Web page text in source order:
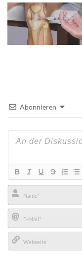
Abonnieren
Name*
E-
Mail*